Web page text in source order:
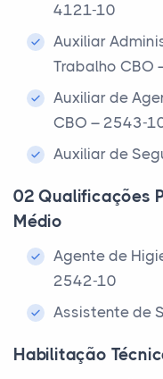
4121-10
Auxiliar
Trabalho CBO
Auxiliar de
CBO – 2543-
Auxiliar de
02 Qualificações
Médio
Agente de
2542-10
Assistente de
Habilitação